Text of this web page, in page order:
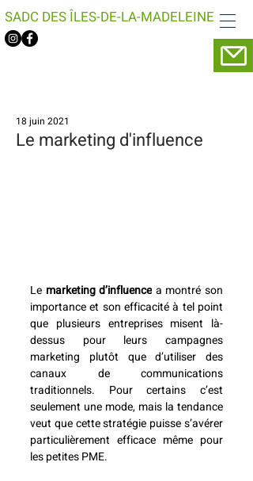
SADC DES ÎLES-DE-LA-MADELEINE
Le marketing d'influence
18 juin 2021
Le marketing d’influence a montré son
importance et son efficacité à tel point
que plusieurs entreprises misent là-
dessus pour leurs campagnes
marketing plutôt que d’utiliser des
canaux de communications
traditionnels. Pour certains c’est
seulement une mode, mais la tendance
veut que cette stratégie puisse s’avérer
particulièrement efficace même pour
les petites PME.